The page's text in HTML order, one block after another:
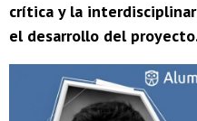
crítica y la
el desarrollo del